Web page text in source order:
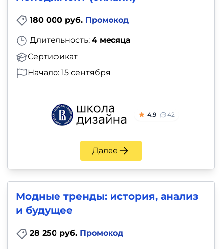
180 000 руб. Промокод
Длительность: 4 месяца
Сертификат
Начало: 15 сентября
4.9 42
Далее
Модные тренды: история, анализ
и будущее
28 250 руб. Промокод